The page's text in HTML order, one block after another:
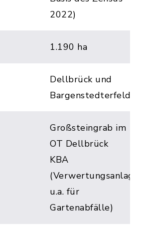
2022)
1.190 ha
Dellbrück und
Bargenstedterfeld
Großsteingrab im
OT Dellbrück
KBA
(Verwertungsanlage
u.a. für
Gartenabfälle)